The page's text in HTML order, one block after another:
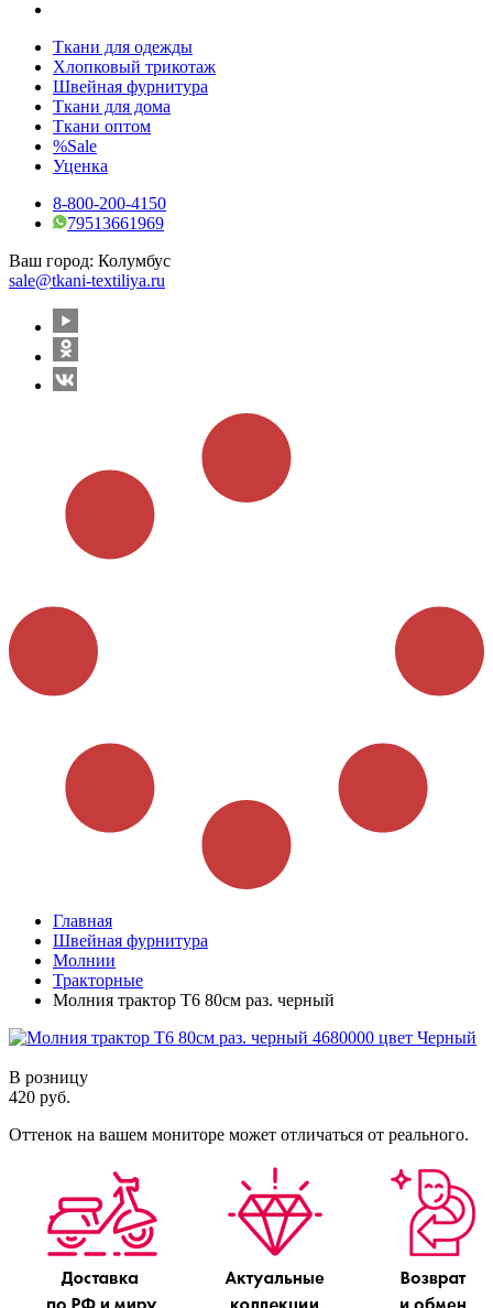
Ткани для одежды
Хлопковый трикотаж
Швейная фурнитура
Ткани для дома
Ткани оптом
%Sale
Уценка
8-800-200-4150
79513661969
Ваш город: Колумбус
sale@tkani-textiliya.ru
Главная
Швейная фурнитура
Молнии
Тракторные
Молния трактор Т6 80см раз. черный
В розницу
420 руб.
Оттенок на вашем мониторе может отличаться от реального.